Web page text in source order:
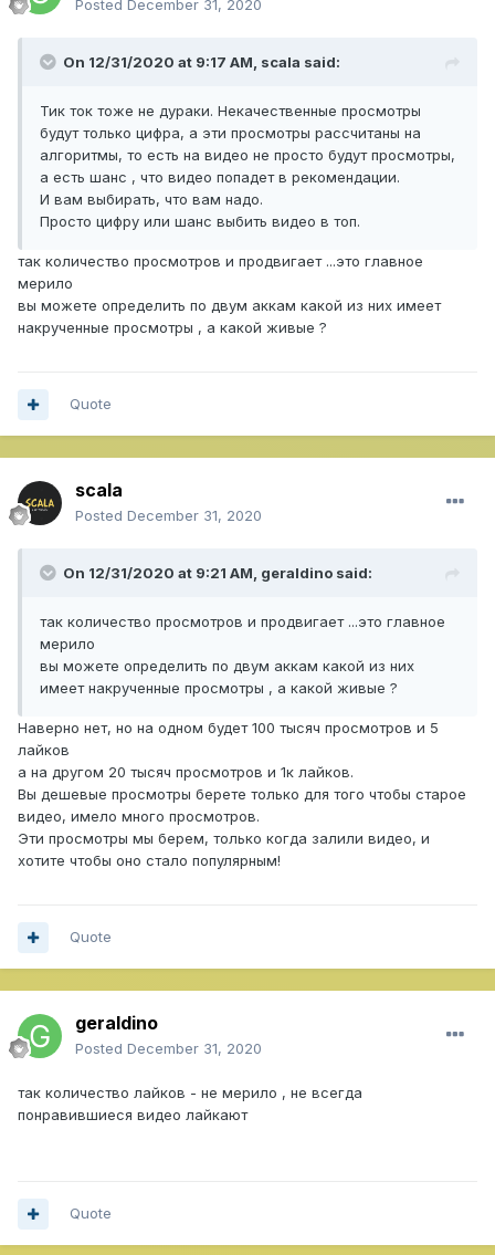
Posted December 31, 2020
On 12/31/2020 at 9:17 AM, scala said:
Тик ток тоже не дураки. Некачественные просмотры
будут только цифра, а эти просмотры рассчитаны на
алгоритмы, то есть на видео не просто будут просмотры,
а есть шанс , что видео попадет в рекомендации.
И вам выбирать, что вам надо.
Просто цифру или шанс выбить видео в топ.
так количество просмотров и продвигает ...это главное
мерило
вы можете определить по двум аккам какой из них имеет
накрученные просмотры , а какой живые ?
Quote
scala
Posted December 31, 2020
On 12/31/2020 at 9:21 AM, geraldino said:
так количество просмотров и продвигает ...это главное
мерило
вы можете определить по двум аккам какой из них
имеет накрученные просмотры , а какой живые ?
Наверно нет, но на одном будет 100 тысяч просмотров и 5
лайков
а на другом 20 тысяч просмотров и 1к лайков.
Вы дешевые просмотры берете только для того чтобы старое
видео, имело много просмотров.
Эти просмотры мы берем, только когда залили видео, и
хотите чтобы оно стало популярным!
Quote
geraldino
Posted December 31, 2020
так количество лайков - не мерило , не всегда
понравившиеся видео лайкают
Quote